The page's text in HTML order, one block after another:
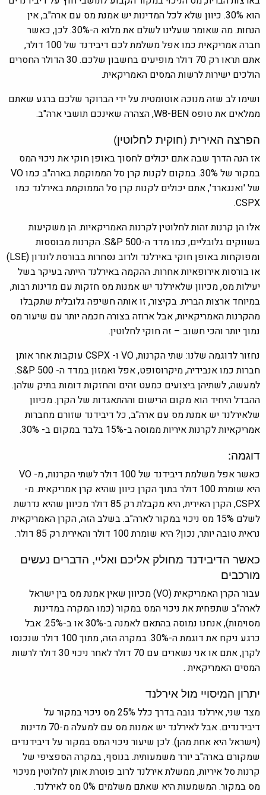
הוא 30%. כיוון שלא לכל המדינות יש אמנת מס עם ארה"ב, אין
הנחות. מה שאומר שעלינו לשלם את מלוא ה-30%. לכן, כאשר
חברה אמריקאית כמו אפל משלמת לכם דיבידנד של 100 דולר,
אתם תראו רק 70 דולר מופיעים בחשבון שלכם. 30 הדולר החסרים
הולכים ישירות לרשות המסים האמריקאית.
ושימו לב שזה מנוכה אוטומטית על ידי הברוקר שלכם ברגע שאתם
ממלאים את טופס W8-BEN, הצהרה שאינכם תושבי ארה"ב.
הפרצה האירית (חוקית לחלוטין)
אז הנה הדרך שבה אתם יכולים לחסוך באופן חוקי את ניכוי המס
במקור של 30%. במקום לקנות קרן סל הממוקמת בארה"ב כמו VO
של 'ואנגארד', אתם יכולים לקנות קרן סל הממוקמת באירלנד כמו
CSPX.
אלו הן קרנות זהות לחלוטין לקרנות האמריקאיות. הן משקיעות
בשווקים גלובליים, כמו מדד ה-S&P 500. הקרנות מבוססות
ומפוקחות באופן חוקי באירלנד ולרוב נסחרות בבורסת לונדון (LSE)
או בורסות אירופאיות אחרות. ההקמה באירלנד הייתה בעיקר בשל
יעילות מס, מכיוון שלאירלנד יש אמנות מס חזקות עם מדינות רבות,
במיוחד ארצות הברית. בקיצור, זו אותה חשיפה גלובלית שתקבלו
מהקרנות האמריקאיות, אבל ארוזה בצורה חכמה יותר עם שיעור מס
נמוך יותר והכי חשוב – זה חוקי לחלוטין.
נחזור לדוגמה שלנו: שתי הקרנות, VO ו- CSPX עוקבות אחר אותן
חברות כמו אנבידיה, מיקרוסופט, אפל ואמזון במדד ה- S&P 500.
למעשה, לשתיהן ביצועים כמעט זהים והחזקות דומות בתיק שלהן.
ההבדל היחיד הוא מקום הרישום וההתאגדות של הקרן. מכיוון
שלאירלנד יש אמנת מס עם ארה"ב, כל דיבידנד שזורם מחברות
אמריקאיות לקרנות איריות ממוסה ב-15% בלבד במקום ב- 30%.
דוגמה:
כאשר אפל משלמת דיבידנד של 100 דולר לשתי הקרנות, מ- VO
היא שומרת 100 דולר בתוך הקרן כיוון שהיא קרן אמריקאית. מ-
CSPX, הקרן האירית, היא מקבלת רק 85 דולר מכיוון שהיא נדרשת
לשלם 15% מס ניכוי במקור לארה"ב. בשלב הזה, הקרן האמריקאית
נראית טובה יותר, נכון? היא שומרת 100 דולר והאירית רק 85 דולר.
כאשר הדיבידנד מחולק אליכם ואליי, הדברים נעשים
מורכבים
עבור הקרן האמריקאית (VO) מכיוון שאין אמנת מס בין ישראל
לארה"ב שתפחית את ניכוי המס במקור (כמו המקרה במדינות
מסוימות), אנחנו נמוסה בהתאם לאמנה ב-30% או ב-25%. אבל
כרגע ניקח את דוגמת ה-30%. במקרה הזה, מתוך 100 דולר שנכנסו
לקרן, אתם או אני נשארים עם 70 דולר לאחר ניכוי 30 דולר לרשות
המסים האמריקאית .
יתרון המיסויי מול אירלנד
מצד שני, אירלנד גובה בדרך כלל 25% מס ניכוי במקור על
דיבידנדים. אבל לאירלנד יש אמנות מס עם למעלה מ-70 מדינות
(וישראל היא אחת מהן). לכן שיעור ניכוי המס במקור על דיבידנדים
שמקורם בארה"ב יורד משמעותית. בנוסף, במקרה הספציפי של
קרנות סל איריות, ממשלת אירלנד לרוב פוטרת אותן לחלוטין מניכוי
מס במקור. המשמעות היא שאתם משלמים 0% מס לאירלנד.